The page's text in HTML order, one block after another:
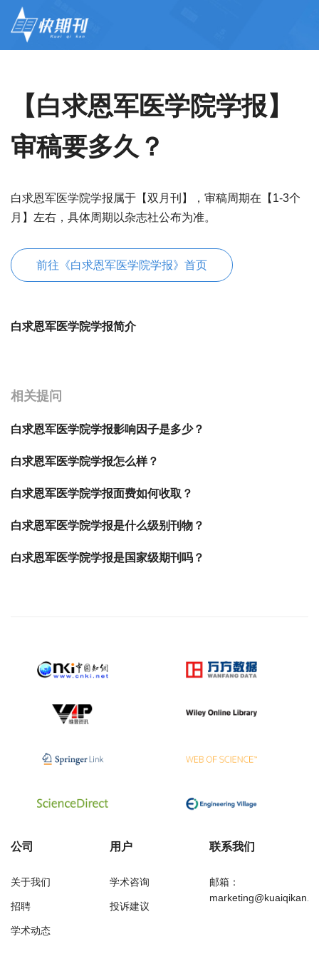
【白求恩军医学院学报】
审稿要多久？
白求恩军医学院学报属于【双月刊】，审稿周期在【1-3个
月】左右，具体周期以杂志社公布为准。
前往《白求恩军医学院学报》首页
白求恩军医学院学报简介
相关提问
白求恩军医学院学报影响因子是多少？
白求恩军医学院学报怎么样？
白求恩军医学院学报面费如何收取？
白求恩军医学院学报是什么级别刊物？
白求恩军医学院学报是国家级期刊吗？
公司
关于我们
招聘
学术动态
用户
学术咨询
投诉建议
联系我们
邮箱：